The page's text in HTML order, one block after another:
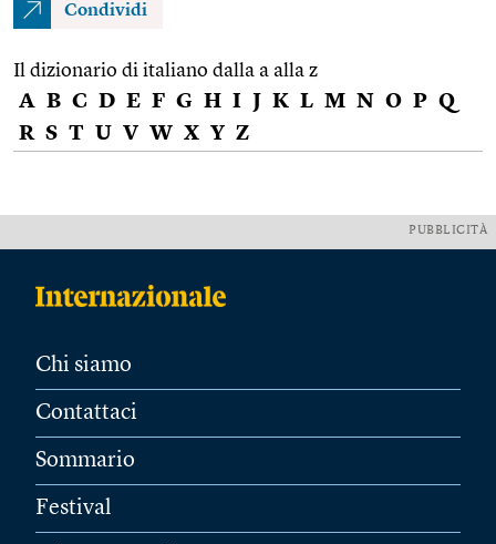
Condividi
Il dizionario di italiano dalla a alla z
A B C D E F G H I J K L M N O P Q
R S T U V W X Y Z
PUBBLICITÀ
Chi siamo
Contattaci
Sommario
Festival